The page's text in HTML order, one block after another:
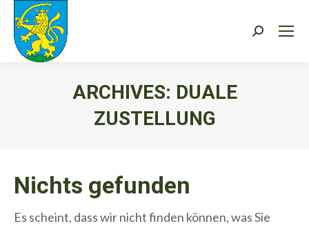
Search:
ARCHIVES: DUALE
ZUSTELLUNG
Nichts gefunden
Es scheint, dass wir nicht finden können, was Sie